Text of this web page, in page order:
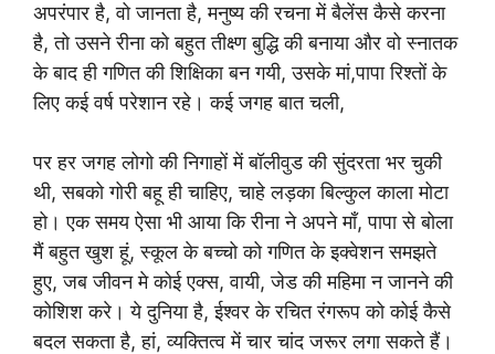
अपरंपार है, वो जानता है, मनुष्य की रचना में बैलेंस कैसे करना
है, तो उसने रीना को बहुत तीक्ष्ण बुद्धि की बनाया और वो स्नातक
के बाद ही गणित की शिक्षिका बन गयी, उसके मां,पापा रिश्तों के
लिए कई वर्ष परेशान रहे। कई जगह बात चली,
पर हर जगह लोगो की निगाहों में बॉलीवुड की सुंदरता भर चुकी
थी, सबको गोरी बहू ही चाहिए, चाहे लड़का बिल्कुल काला मोटा
हो। एक समय ऐसा भी आया कि रीना ने अपने माँ, पापा से बोला
मैं बहुत खुश हूं,स्कूल के बच्चो को गणित के इक्वेशन समझते
हुए, जब जीवन मे कोई एक्स, वायी, जेड की महिमा न जानने की
कोशिश करे। ये दुनिया है, ईश्वर के रचित रंगरूप को कोई कैसे
बदल सकता है, हां, व्यक्तित्व में चार चांद जरूर लगा सकते हैं।